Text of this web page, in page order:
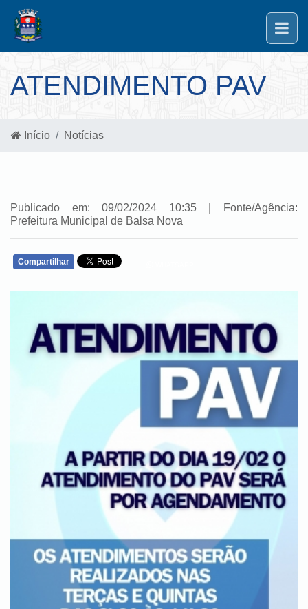
ATENDIMENTO PAV
Início Notícias
Publicado em: 09/02/2024 10:35 | Fonte/Agência:
Prefeitura Municipal de Balsa Nova
Compartilhar